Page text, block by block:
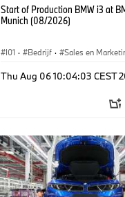
Start of Production BMW i3 at
Munich (08/2026)
I01 · Bedrijf · Sales en
Thu Aug 06 10:04:03 CEST